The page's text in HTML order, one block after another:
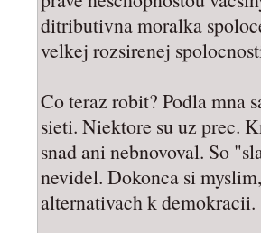
ditributivna moralka
velkej rozsirenej
Co teraz robit? Podla mna
sieti. Niektore su uz prec.
snad ani nebnovoval. So
nevidel. Dokonca si
alternativach k demokracii.